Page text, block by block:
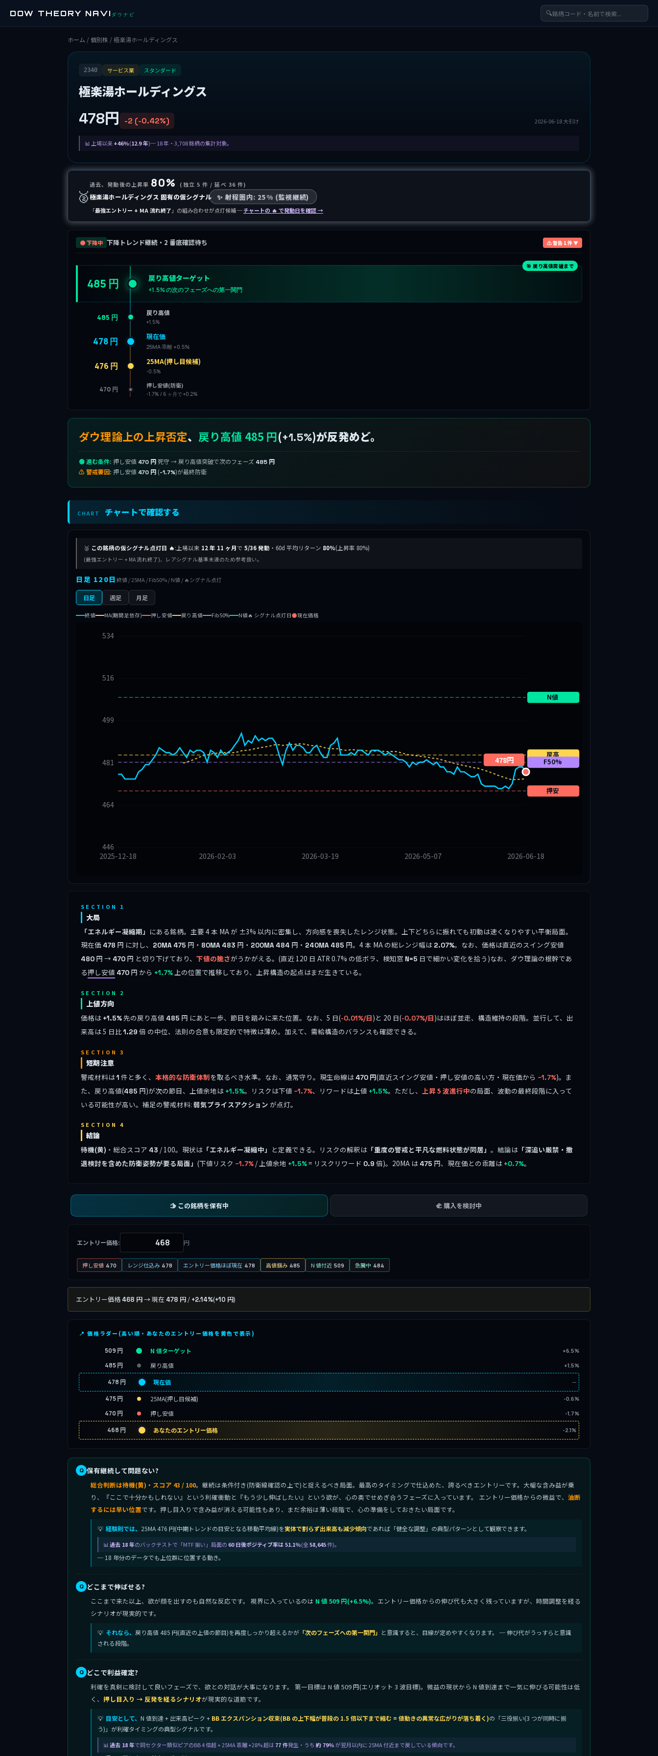
DOW THEORY NAVI ダウナビ 🔍
ホーム /個別株 / 極楽湯ホールディングス
2340 サービス業 スタンダード
極楽湯ホールディングス
478円 -2 (-0.42%) 2026-06-18 大引け
上場以来+46%(12.9 年)─ 18 年・3,708 銘柄の集計対象。
🥈
過去、発動後の上昇率 80% (独立 5 件 / 延べ 36 件)
極楽湯ホールディングス 固有の仮シグナル ✨ 射程圏内: 25% (監視継続)
「最強エントリー + MA 流れ終了 」の組み合わせが点灯候補 ─チャートの 🔥 で発動日を確認 →
🟤 下降中 下降トレンド継続・2 番底確認待ち ⚠ 警告 1 件 ▼
🎯 戻り高値突破まで
485 円 戻り高値ターゲット
+1.5% の次のフェーズへの第一関門
485 円 戻り高値
+1.5%
478 円 現在価
25MA 乖離 +0.5%
476 円 25MA(押し目候補)
-0.5%
470 円 押し安値(防衛)
-1.7% / 6 ヶ月で +0.2%
ダウ理論上の上昇否定、 戻り高値 485 円(+1.5%)が反発めど。
🟢 進む条件: 押し安値 470 円 死守 → 戻り高値突破で次のフェーズ 485 円
⚠ 警戒要因: 押し安値 470 円 (-1.7%)が最終防衛
CHART チャートで確認する
🥈 この銘柄の仮シグナル点灯日 🔥:上場以来 12 年 11 ヶ月で 5/36 発動 ・60d 平均リターン 80%(上昇率 80%)
(最強エントリー + MA 流れ終了)、レアシグナル基準未達のため参考扱い。
日足 120日終値 / 25MA / Fib50% / N値 / 🔥シグナル点灯
日足 週足 月足
終値 MA(期間足依存) 押し安値 戻り高値 Fib50% N値🔥 シグナル点灯日●現在価格
534
516
499
481
464
446
2025-12-18
2026-02-03 2026-03-19 2026-05-07 2026-06-18
押安
戻高
F50%
N値
478円
SECTION 1
大局
「エネルギー凝縮期」 にある銘柄。主要 4 本 MA が ±3% 以内に密集し、方向感を喪失したレンジ状態。上下どちらに振れても初動は速くなりやすい平衡局面。
現在価 478 円 に対し、 20MA 475 円・ 80MA 483 円・ 200MA 484 円・ 240MA 485 円。4 本 MA の総レンジ幅は 2.07%。なお、価格は直近のスイング安値
480 円 → 470 円 と切り下げており、 下値の脆さがうかがえる。(直近 120 日 ATR 0.7% の低ボラ、検知窓 N=5 日で細かい変化を拾う)なお、ダウ理論の根幹であ
る押し安値 470 円 から +1.7%上の位置で推移しており、上昇構造の起点はまだ生きている。
SECTION 2
上値方向
価格は +1.5%先の戻り高値 485 円 にあと一歩、節目を踏みに来た位置。なお、5 日(-0.01%/日)と 20 日(-0.07%/日)はほぼ並走、構造維持の段階。並行して、出
来高は 5 日比1.29 倍 の中位、法則の合意も限定的で特徴は薄め。加えて、需給構造のバランスも確認できる。
SECTION 3
短期注意
警戒材料は1 件と多く、 本格的な防衛体制を取るべき水準。なお、通常守り。現生命線は 470 円(直近スイング安値・押し安値の高い方・現在価から −1.7%)。ま
た、戻り高値(485 円)が次の節目、上値余地は +1.5%。リスクは下値 −1.7%、リワードは上値 +1.5%。ただし、 上昇 5 波進行中の局面、波動の最終段階に入って
いる可能性が高い。補足の警戒材料: 弱気プライスアクション が点灯。
SECTION 4
結論
待機(黄) ・総合スコア 43 / 100。現状は 「エネルギー凝縮中」 と定義できる。リスクの解釈は 「重度の警戒と平凡な燃料状態が同居」 。結論は 「深追い厳禁・撤
退検討を含めた防衛姿勢が要る局面」 (下値リスク −1.7% / 上値余地 +1.5%= リスクリワード 0.9 倍)。20MA は 475 円、現在価との乖離は +0.7%。
🫱 この銘柄を保有中 🫲 購入を検討中
エントリー価格: 円
押し安値 470 レンジ仕込み 478 エントリー価格ほぼ現在 478 高値掴み 485 N 値付近 509 急騰中 484
エントリー価格 468 円→ 現在 478 円 / +2.14%(+10 円)
📍 価格ラダー(高い順・あなたのエントリー価格を黄色で表示)
509 円 N 値ターゲット +6.5%
485 円 戻り高値 +1.5%
478 円 現在価 ─
475 円 25MA(押し目候補) -0.6%
470 円 押し安値 -1.7%
468 円 あなたのエントリー価格 -2.1%
保有継続して問題ない?
総合判断は待機(黄)・スコア 43 / 100。継続は条件付き(防衛線確認の上で)と捉えるべき局面。最高のタイミングで仕込めた、誇るべきエントリーです。大幅な含み益が乗
り、『ここで十分かもしれない』という利確衝動と『もう少し伸ばしたい』という欲が、心の奥でせめぎ合うフェーズに入っています。 エントリー価格からの微益で、 油断
するには早い位置です。押し目入りで含み益が消える可能性もあり、まだ余裕は薄い段階で、心の準備をしておきたい局面です。
経験則では、 25MA 476 円(中期トレンドの目安となる移動平均線)を実体で割らず出来高も減少傾向であれば「健全な調整」の典型パターンとして観察できます。
過去 18 年のバックテストで「MTF 揃い」局面の 60 日後ポジティブ率は 51.1%(全58,645件)。
─ 18 年分のデータでも上位群に位置する動き。
どこまで伸ばせる?
ここまで来た以上、欲が顔を出すのも自然な反応です。 視界に入っているのは N 値 509 円(+6.5%)。エントリー価格からの伸び代も大きく残っていますが、時間調整を経る
シナリオが現実的です。
それなら、 戻り高値 485 円(直近の上値の節目)を再度しっかり超えるかが 「次のフェーズへの第一関門」 と意識すると、目線が定めやすくなります。 ─ 伸び代がうっすらと意識
される段階。
どこで利益確定?
利確を真剣に検討して良いフェーズで、欲との対話が大事になります。 第一目標は N 値 509 円(エリオット 3 波目標)。微益の現状から N 値到達まで一気に伸びる可能性は低
く、 押し目入り → 反発を経るシナリオが現実的な道筋です。
目安として、 N 値到達 + 出来高ピーク + BB エクスパンション収束(BB の上下幅が普段の 1.5 倍以下まで縮む = 値動きの異常な広がりが落ち着く)の「三役揃い(3 つが同時に揃
う)」が利確タイミングの典型シグナルです。
過去 18 年で同セクター類似ピアのBB 4 倍超 + 25MA 乖離 +28% 超は 77 件発生・うち 約 79%が翌月以内に 25MA 付近まで戻している傾向です。